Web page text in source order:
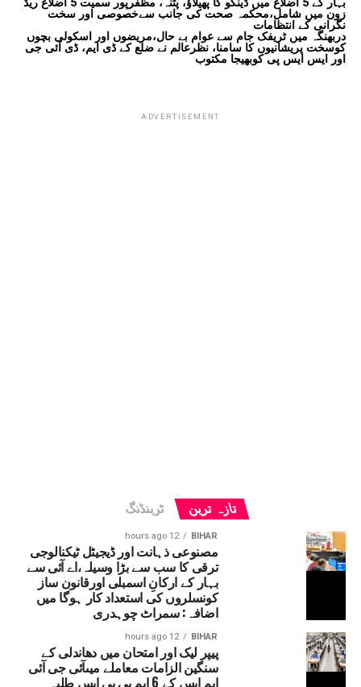
بہار کے 5 اضلاع میں ڈینگو کا پھیلاؤ، پٹنہ، مظفرپور سمیت 5 اضلاع ریڈ
زون میں شامل،محکمہ صحت کی جانب سےخصوصی اور سخت
نگرانی کے انتظامات
دربھنگہ میں ٹریفک جام سے عوام بے حال،مریضوں اور اسکولی بچوں
کوسخت پریشانیوں کا سامنا، نظرعالم نے ضلع کے ڈی ایم، ڈی آئی جی
اور ایس ایس پی کوبھیجا مکتوب
ADVERTISEMENT
تازہ ترین ٹرینڈنگ
BIHAR
12 hours ago
مصنوعی ذہانت اور ڈیجیٹل ٹیکنالوجی
ترقی کا سب سے بڑا وسیلہ،اے آئی سے
بہار کے ارکانِ اسمبلی اورقانون ساز
کونسلروں کی استعداد کار ہوگا میں
اضافہ: سمراٹ چوہدری
BIHAR
12 hours ago
پیپر لیک اور امتحان میں دھاندلی کے
سنگین الزامات معاملے میںآئی جی آئی
ایم ایس کے 6 ایم بی بی ایس طلبہ